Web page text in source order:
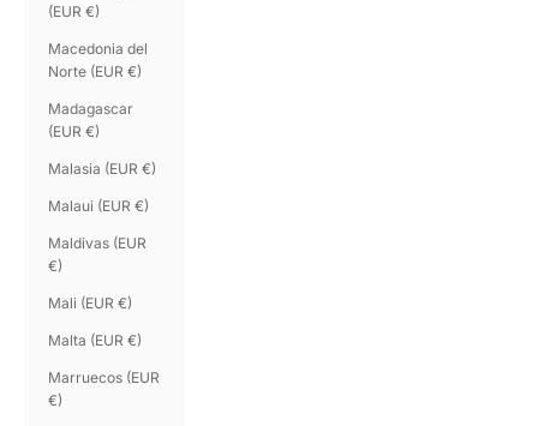
(EUR €)
Macedonia del
Norte (EUR €)
Madagascar
(EUR €)
Malasia (EUR €)
Malaui (EUR €)
Maldivas (EUR
€)
Mali (EUR €)
Malta (EUR €)
Marruecos (EUR
€)